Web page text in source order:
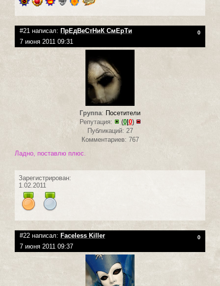
#21 написал: ПрЕдВеСтНиК СмЕрТи 0
7 июня 2011 09:31
Группа: Посетители
Репутация:
(0| 0)
Публикаций: 27
Комментариев: 767
Ладно, поставлю плюс.
Зарегистрирован:
1.02.2011
#22 написал: Faceless Killer 0
7 июня 2011 09:37